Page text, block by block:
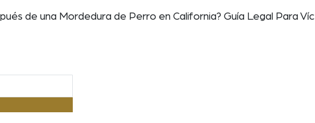
de una Mordedura de Perro en California? Guía Legal Para